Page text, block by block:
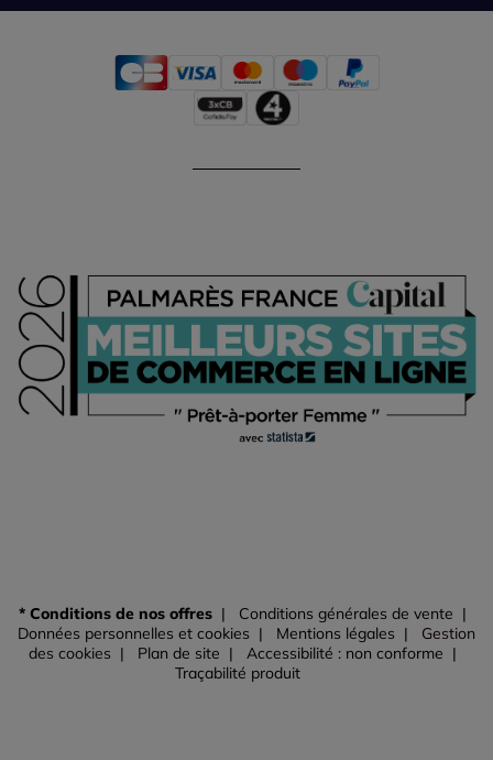
* Conditions de nos offres
Conditions générales de vente
Données personnelles et cookies
Mentions légales
Gestion
des cookies
Plan de site
Accessibilité : non conforme
Traçabilité produit